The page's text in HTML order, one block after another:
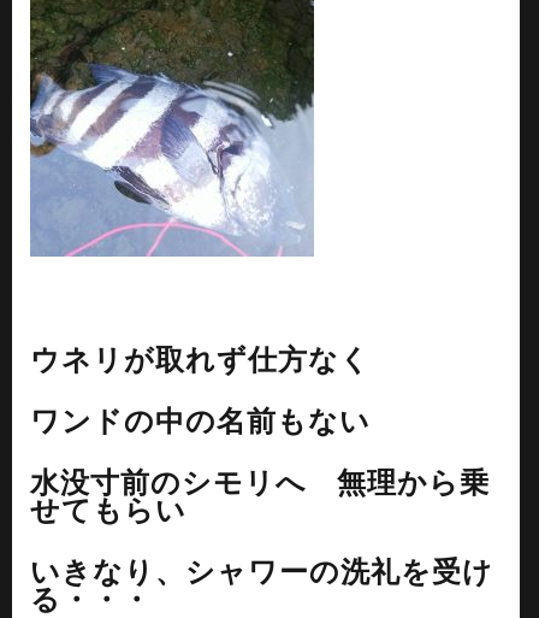
ウネリが取れず仕方なく
ワンドの中の名前もない
水没寸前のシモリへ 無理から乗
せてもらい
いきなり、シャワーの洗礼を受け
る・・・